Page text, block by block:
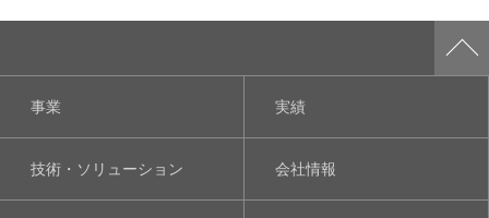
事業 実績
技術・ソリューション 会社情報